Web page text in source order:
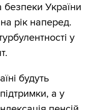
України
рік наперед.
у
будуть
а у